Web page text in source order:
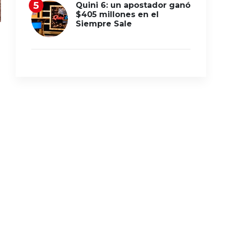
Quini 6: un apostador ganó
$405 millones en el
Siempre Sale